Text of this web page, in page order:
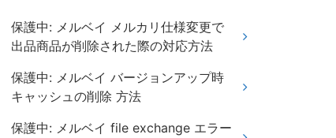
保護中: メルベイ メルカリ仕様変更で
出品商品が削除された際の対応方法
保護中: メルベイ バージョンアップ時
キャッシュの削除 方法
保護中: メルベイ file exchange エラー